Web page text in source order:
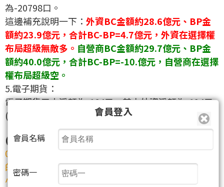
為-20798口。
這邊補充說明一下： 外資BC金額約28.6億元、BP金
額約23.9億元，合計BC-BP=4.7億元，外資在選擇權
布局超級無敵多。 自營商BC金額約29.7億元、BP金
額約40.0億元，合計BC-BP=-10.億元，自營商在選擇
權布局超級空。
5.電子期貨：
電子期貨三大淨額為-164口，其中外資淨額為-194口
(
(三)覆盤美股：(道瓊、那指、費半、標普)
06/03四大指數整體而言，分別有-1.21%~1.39%左右
的漲跌幅，除了費半續創新高外，其餘均往下跌了一
小根，同時跌破5日均線第1日，持續站穩250日均線之
會員登入
會員名稱
密碼一